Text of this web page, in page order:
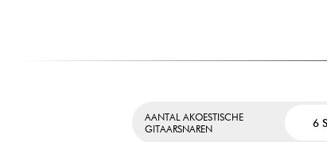
AANTAL AKOESTISCHE
GITAARSNAREN
6